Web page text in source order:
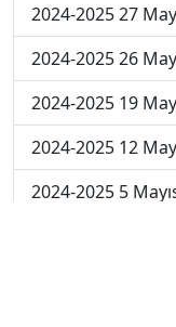
2024-2025 27
2024-2025 26
2024-2025 19
2024-2025 12
2024-2025 5